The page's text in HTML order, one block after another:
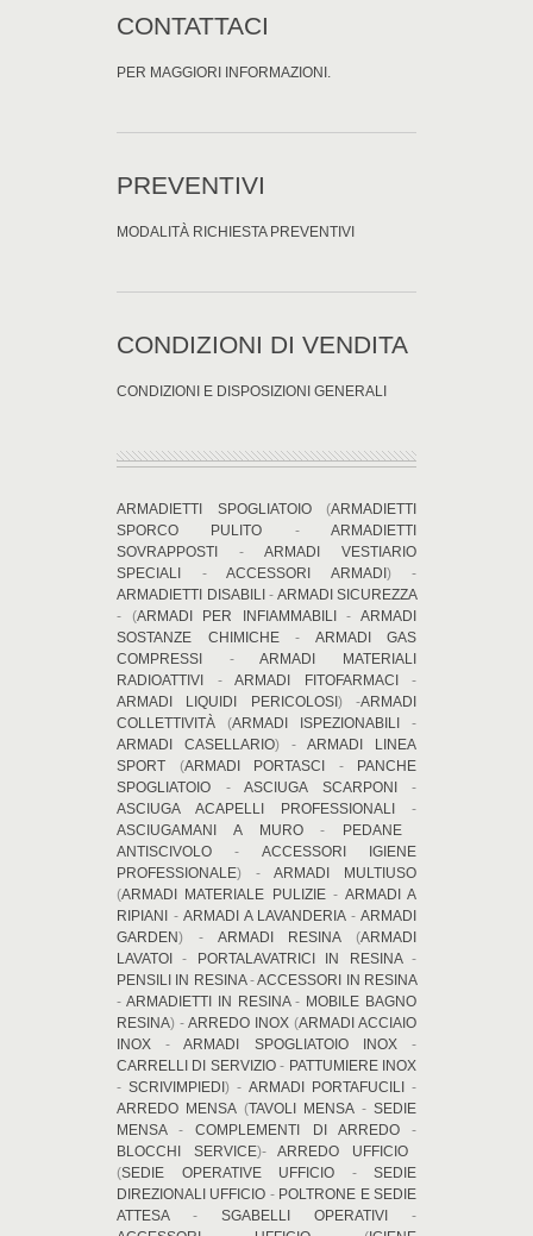
CONTATTACI
PER MAGGIORI INFORMAZIONI.
PREVENTIVI
MODALITÀ RICHIESTA PREVENTIVI
CONDIZIONI DI VENDITA
CONDIZIONI E DISPOSIZIONI GENERALI
ARMADIETTI SPOGLIATOIO(ARMADIETTI
SPORCO PULITO -ARMADIETTI
SOVRAPPOSTI - ARMADI VESTIARIO
SPECIALI - ACCESSORI ARMADI) -
ARMADIETTI DISABILI- ARMADI SICUREZZA
- (ARMADI PER INFIAMMABILI-ARMADI
SOSTANZE CHIMICHE- ARMADI GAS
COMPRESSI -ARMADI MATERIALI
RADIOATTIVI - ARMADI FITOFARMACI-
ARMADI LIQUIDI PERICOLOSI) -ARMADI
COLLETTIVITÀ (ARMADI ISPEZIONABILI -
ARMADI CASELLARIO) - ARMADI LINEA
SPORT (ARMADI PORTASCI - PANCHE
SPOGLIATOIO - ASCIUGA SCARPONI-
ASCIUGA ACAPELLI PROFESSIONALI -
ASCIUGAMANI A MURO- PEDANE
ANTISCIVOLO - ACCESSORI IGIENE
PROFESSIONALE) - ARMADI MULTIUSO
(ARMADI MATERIALE PULIZIE- ARMADI A
RIPIANI - ARMADI A LAVANDERIA-ARMADI
GARDEN) - ARMADI RESINA(ARMADI
LAVATOI - PORTALAVATRICI IN RESINA-
PENSILI IN RESINA-ACCESSORI IN RESINA
- ARMADIETTI IN RESINA- MOBILE BAGNO
RESINA) - ARREDO INOX (ARMADI ACCIAIO
INOX-ARMADI SPOGLIATOIO INOX-
CARRELLI DI SERVIZIO- PATTUMIERE INOX
-SCRIVIMPIEDI) - ARMADI PORTAFUCILI-
ARREDO MENSA(TAVOLI MENSA -SEDIE
MENSA-COMPLEMENTI DI ARREDO-
BLOCCHI SERVICE)- ARREDO UFFICIO
(SEDIE OPERATIVE UFFICIO - SEDIE
DIREZIONALI UFFICIO - POLTRONE E SEDIE
ATTESA- SGABELLI OPERATIVI -